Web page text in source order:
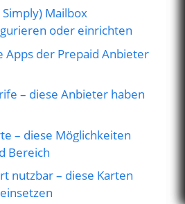
Mailbox
oder einrichten
Apps der Prepaid Anbieter
– diese Anbieter haben
– diese Möglichkeiten
Bereich
nutzbar – diese Karten